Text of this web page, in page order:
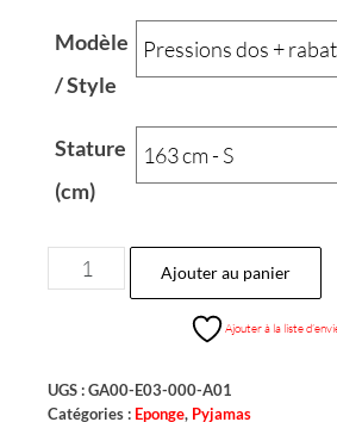
Modèle
/ Style
Stature
(cm)
Ajouter au panier
Ajouter à la liste
UGS : GA00-E03-000-A01
Catégories : Eponge, Pyjamas